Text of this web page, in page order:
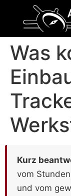
Was
Kurz
vom
und vom